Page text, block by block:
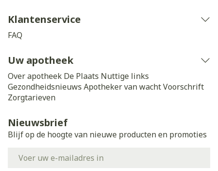
Klantenservice
FAQ
Uw apotheek
Over apotheek De Plaats Nuttige links
Gezondheidsnieuws Apotheker van wachtVoorschrift
Zorgtarieven
Nieuwsbrief
Blijf op de hoogte van nieuwe producten en promoties